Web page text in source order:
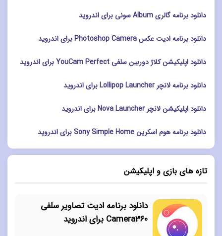
دانلود برنامه گالری Album سونی برای اندروید
دانلود برنامه ادیت عکس Photoshop Camera برای اندروید
دانلود اپلیکیشن کلاژ دوربین سلفی YouCam Perfect برای اندروید
دانلود برنامه لانچر Lollipop Launcher برای اندروید
دانلود اپلیکیشن لانچر Nova Launcher برای اندروید
دانلود برنامه هوم اسکرین Sony Simple Home برای اندروید
تازه های بازی و اپلیکیشن
دانلود برنامه ادیت تصاویر سلفی
Camera360 برای اندروید